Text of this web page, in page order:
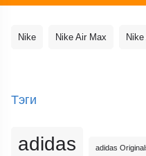
Nike Nike Air Max
Тэги
adidas adidas